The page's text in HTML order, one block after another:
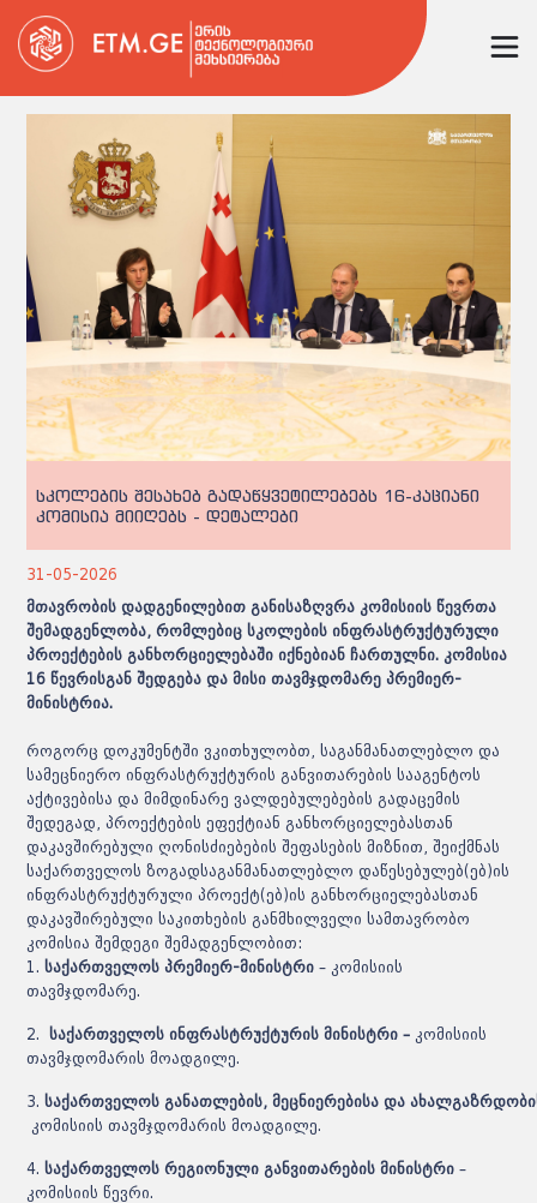
სკოლების შესახებ გადაწყვეტილებებს 16-კაციანი
კომისია მიიღებს - დეტალები
31-05-2026
მთავრობის დადგენილებით განისაზღვრა კომისიის წევრთა
შემადგენლობა, რომლებიც სკოლების ინფრასტრუქტურული
პროექტების განხორციელებაში იქნებიან ჩართულნი. კომისია
16 წევრისგან შედგება და მისი თავმჯდომარე პრემიერ-
მინისტრია.
როგორც დოკუმენტში ვკითხულობთ, საგანმანათლებლო და
სამეცნიერო ინფრასტრუქტურის განვითარების სააგენტოს
აქტივებისა და მიმდინარე ვალდებულებების გადაცემის
შედეგად, პროექტების ეფექტიან განხორციელებასთან
დაკავშირებული ღონისძიებების შეფასების მიზნით, შეიქმნას
საქართველოს ზოგადსაგანმანათლებლო დაწესებულებ(ებ)ის
ინფრასტრუქტურული პროექტ(ებ)ის განხორციელებასთან
დაკავშირებული საკითხების განმხილველი სამთავრობო
კომისია შემდეგი შემადგენლობით:
1.საქართველოს პრემიერ-მინისტრი– კომისიის
თავმჯდომარე.
2.საქართველოს ინფრასტრუქტურის მინისტრი – კომისიის
თავმჯდომარის მოადგილე.
3.საქართველოს განათლების,მეცნიერებისა და
კომისიის თავმჯდომარის მოადგილე.
4.საქართველოს რეგიონული განვითარების მინისტრი –
კომისიის წევრი.